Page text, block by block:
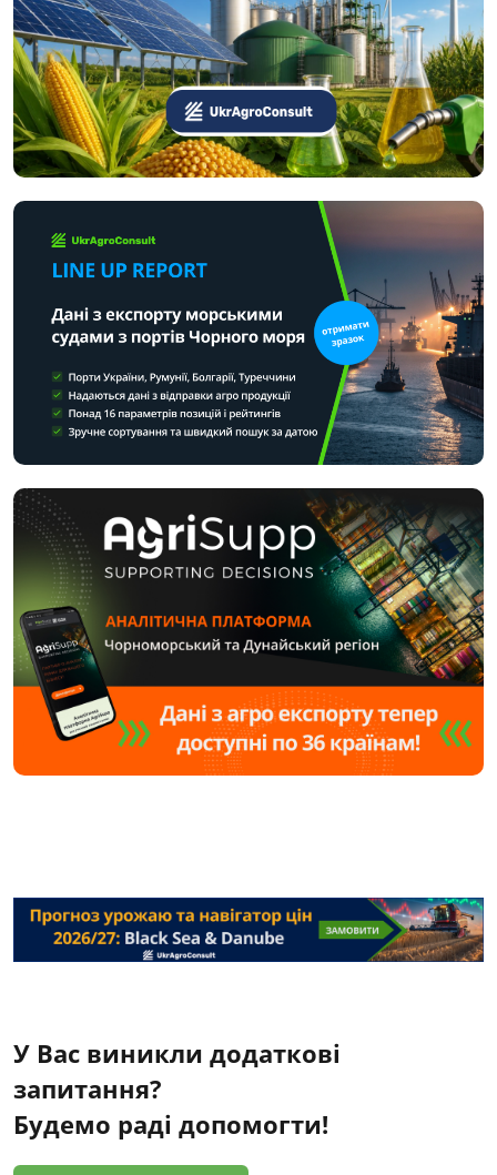
У Вас виникли додаткові
запитання?
Будемо раді допомогти!